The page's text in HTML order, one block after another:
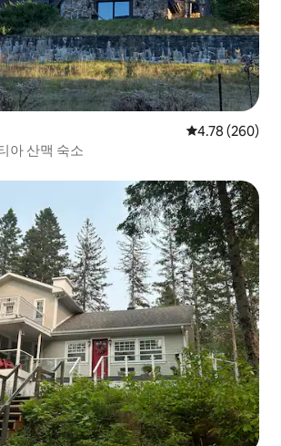
평점 4.78점(5
4.78 (260)
아 산맥 숙소